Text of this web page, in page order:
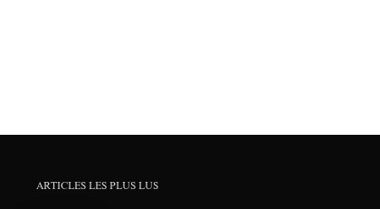
ARTICLES LES PLUS LUS